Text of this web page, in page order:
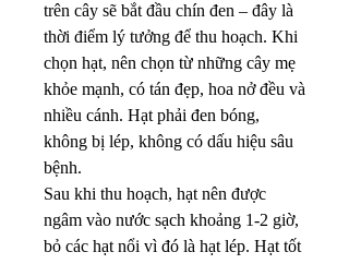
trên cây sẽ bắt đầu chín đen – đây là
thời điểm lý tưởng để thu hoạch. Khi
chọn hạt, nên chọn từ những cây mẹ
khỏe mạnh, có tán đẹp, hoa nở đều và
nhiều cánh. Hạt phải đen bóng,
không bị lép, không có dấu hiệu sâu
bệnh.
Sau khi thu hoạch, hạt nên được
ngâm vào nước sạch khoảng 1-2 giờ,
bỏ các hạt nổi vì đó là hạt lép. Hạt tốt